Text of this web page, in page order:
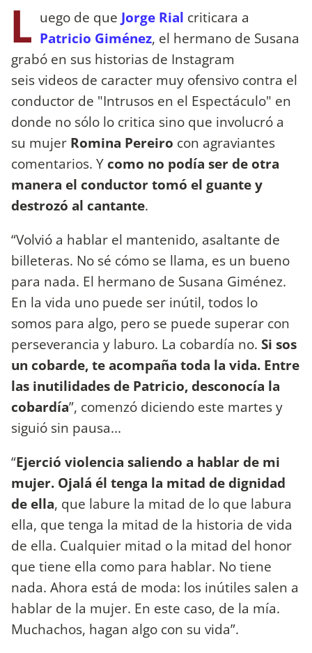
L uego de que Jorge Rial criticara a
Patricio Giménez, el hermano de Susana
grabó en sus historias de Instagram
seis videos de caracter muy ofensivo contra el
conductor de "Intrusos en el Espectáculo" en
donde no sólo lo critica sino que involucró a
su mujer Romina Pereiro con agraviantes
comentarios. Y como no podía ser de otra
manera el conductor tomó el guante y
destrozó al cantante.
“Volvió a hablar el mantenido, asaltante de
billeteras. No sé cómo se llama, es un bueno
para nada. El hermano de Susana Giménez.
En la vida uno puede ser inútil, todos lo
somos para algo, pero se puede superar con
perseverancia y laburo. La cobardía no. Si sos
un cobarde, te acompaña toda la vida. Entre
las inutilidades de Patricio, desconocía la
cobardía”, comenzó diciendo este martes y
siguió sin pausa...
“Ejerció violencia saliendo a hablar de mi
mujer. Ojalá él tenga la mitad de dignidad
de ella, que labure la mitad de lo que labura
ella, que tenga la mitad de la historia de vida
de ella. Cualquier mitad o la mitad del honor
que tiene ella como para hablar. No tiene
nada. Ahora está de moda: los inútiles salen a
hablar de la mujer. En este caso, de la mía.
Muchachos, hagan algo con su vida”.